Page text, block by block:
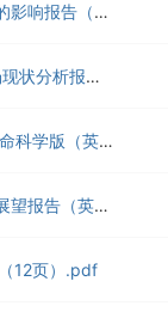
毕马威：2025年经贸摩擦对中国生命科学行业的影响报告（13页）.pdf
Newmark：2025年第一季度美国生命科学市场现状分析报告（英文版）（73页）.pdf
印孚瑟斯Infosys：2025年AI商业价值雷达：生命科学版（英文版）（24页）.pdf
莱坊国际：2025年东南办事处和生命科学市场展望报告（英文版）（7页）.pdf
12页）.pdf